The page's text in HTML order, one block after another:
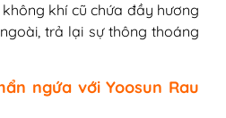
khí cũ chứa đầy hương
trả lại sự thông thoáng
ngứa với Yoosun Rau